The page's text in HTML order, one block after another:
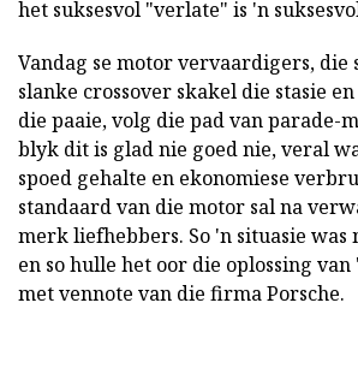
het suksesvol "verlate" is 'n
Vandag se motor vervaardigers, die
slanke crossover skakel die stasie
die paaie, volg die pad van parade-
blyk dit is glad nie goed nie, veral
spoed gehalte en ekonomiese
standaard van die motor sal na
merk liefhebbers. So 'n situasie was
en so hulle het oor die oplossing
met vennote van die firma Porsche.